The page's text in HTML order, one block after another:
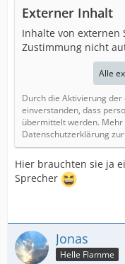
Externer Inhalt
Inhalte von externen
Zustimmung nicht
Alle
Durch die Aktivierung
einverstanden, dass
übermittelt werden.
Datenschutzerklärung
Hier brauchten sie ja
Sprecher
Jonas
Helle Flamme